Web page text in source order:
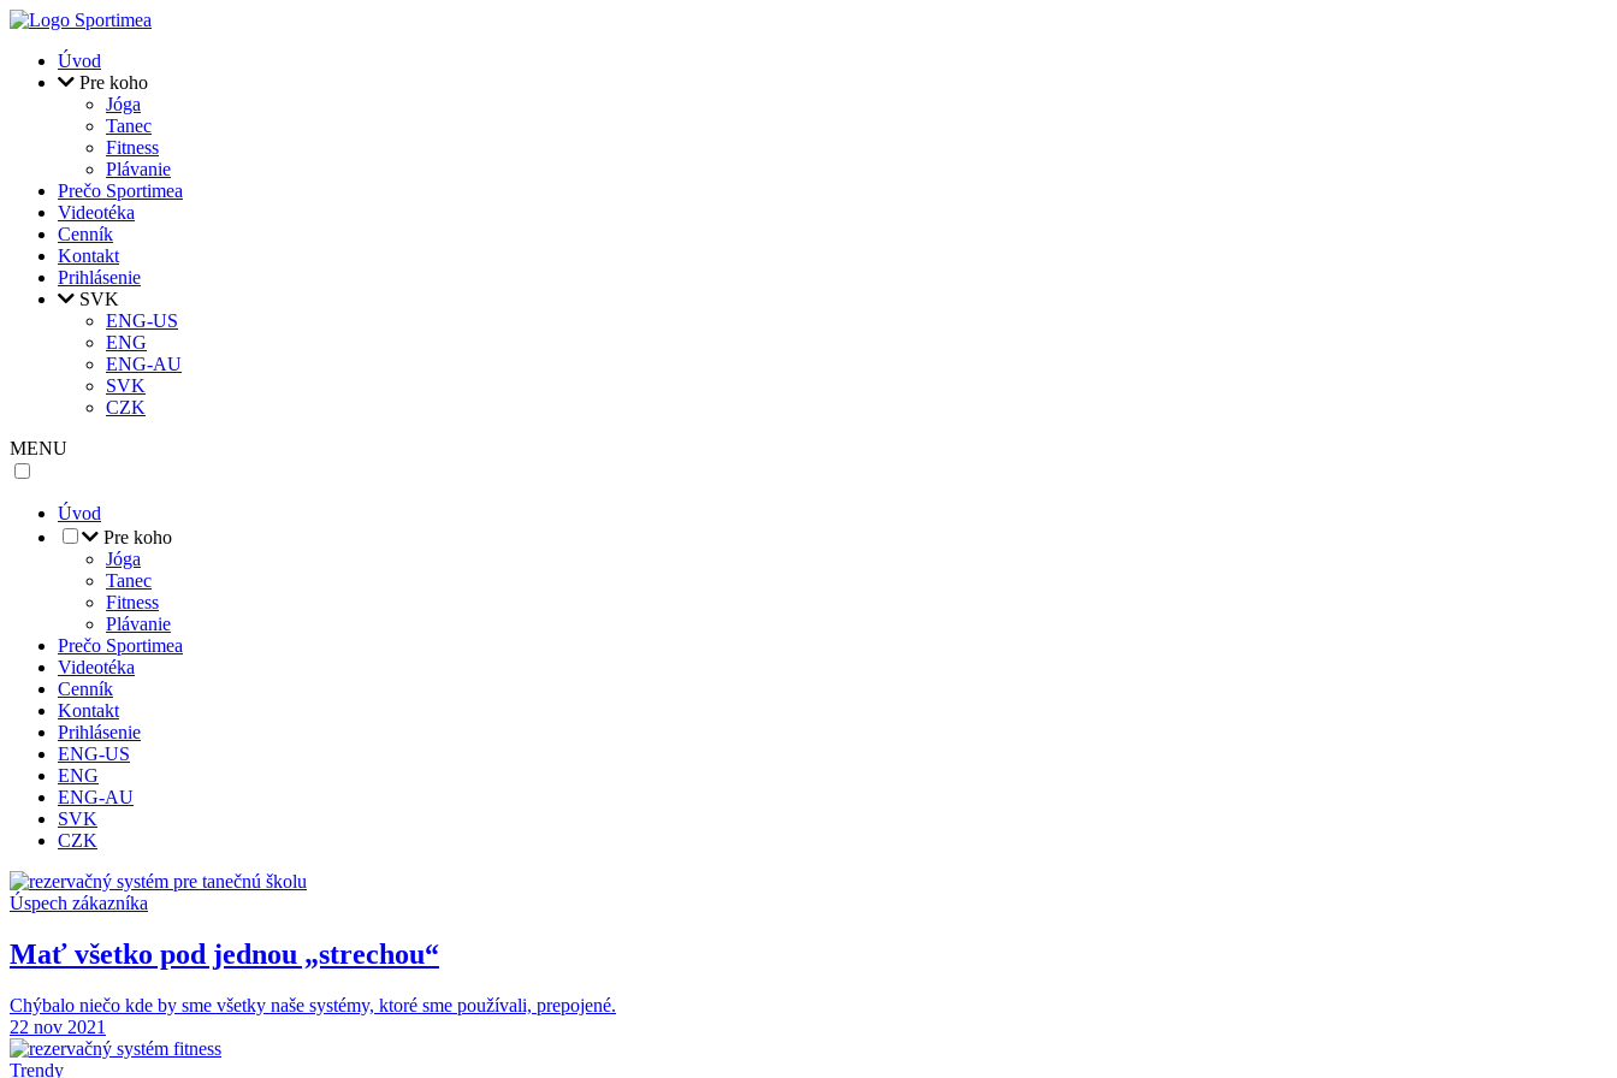
Skočiť na hlavný obsah
Úvod
Pre koho
Jóga
Tanec
Fitness
Plávanie
Prečo Sportimea
Videotéka
Cenník
Kontakt
Prihlásenie
SVK
ENG-US
ENG
ENG-AU
SVK
CZK
MENU
Úvod
Pre koho
Jóga
Tanec
Fitness
Plávanie
Prečo Sportimea
Videotéka
Cenník
Kontakt
Prihlásenie
ENG-US
ENG
ENG-AU
SVK
CZK
Úspech zákazníka
Mať všetko pod jednou „strechou“
Chýbalo niečo kde by sme všetky naše systémy, ktoré sme používali, prepojené.
22 nov 2021
Trendy